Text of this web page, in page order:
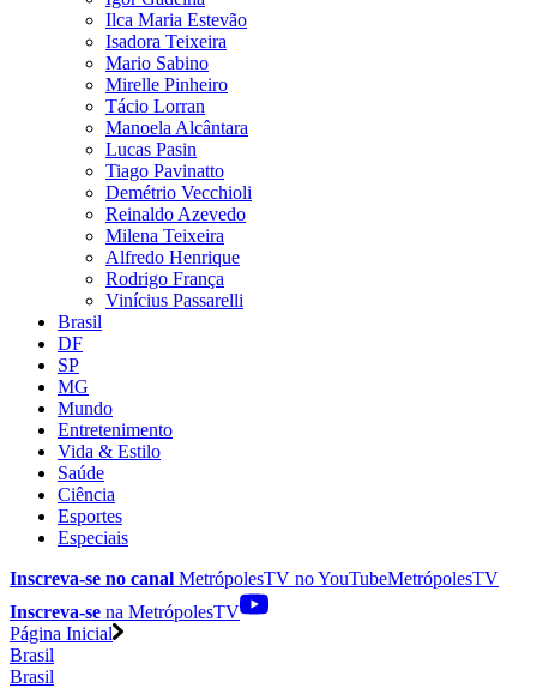
Ilca Maria Estevão
Isadora Teixeira
Mario Sabino
Mirelle Pinheiro
Tácio Lorran
Manoela Alcântara
Lucas Pasin
Tiago Pavinatto
Demétrio Vecchioli
Reinaldo Azevedo
Milena Teixeira
Alfredo Henrique
Rodrigo França
Vinícius Passarelli
Brasil
DF
SP
MG
Mundo
Entretenimento
Vida & Estilo
Saúde
Ciência
Esportes
Especiais
Inscreva-se no canal MetrópolesTV noYouTubeMetrópolesTV
Inscreva-se na MetrópolesTV
Página Inicial
Brasil
Brasil